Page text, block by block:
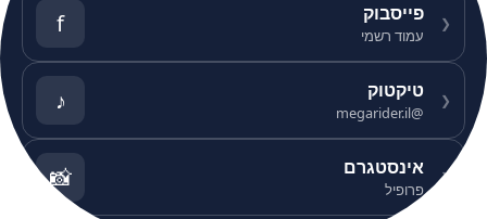
❮ פייסבוק
עמוד רשמי f
❮ טיקטוק
@megarider.il
♪
❮ אינסטגרם
פרופיל 📸